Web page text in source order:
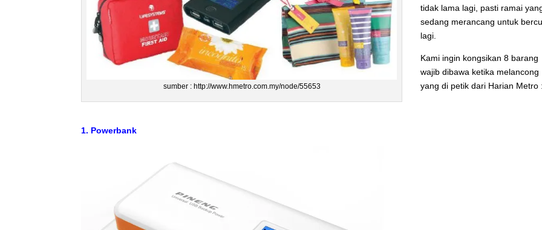
sumber : http://www.hmetro.com.my/node/55653
tidak lama lagi, pasti ramai
sedang merancang untuk
lagi.
Kami ingin kongsikan 8 barang
wajib dibawa ketika melancong
yang di petik dari Harian Metro
1. Powerbank